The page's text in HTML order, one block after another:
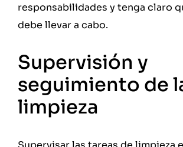
responsabilidades y tenga claro
debe llevar a cabo.
Supervisión y
seguimiento de
limpieza